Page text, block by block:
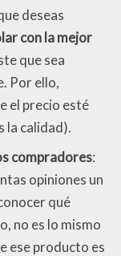
deseas
con la mejor
que sea
Por ello,
el precio esté
la calidad).
compradores:
opiniones un
qué
no es lo mismo
ese producto es